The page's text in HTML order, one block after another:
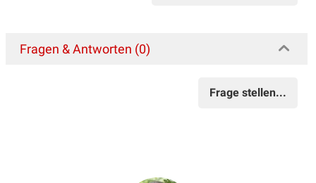
Fragen & Antworten (0)
Frage stellen...